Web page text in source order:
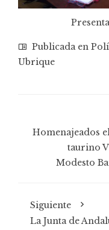
Publicada en
Ubrique
Homenajeados
taurino
Modesto
Siguiente
La Junta de